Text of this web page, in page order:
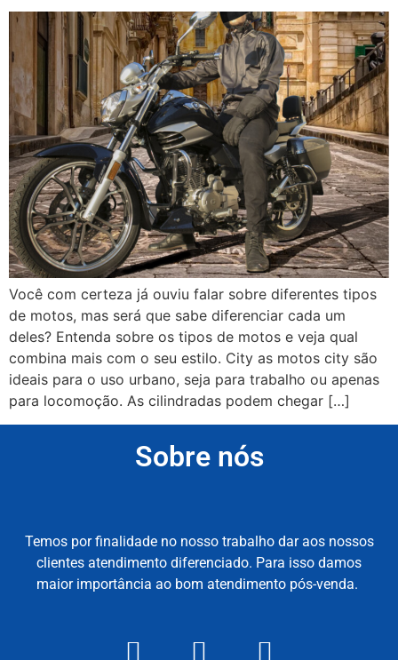
Você com certeza já ouviu falar sobre diferentes tipos
de motos, mas será que sabe diferenciar cada um
deles? Entenda sobre os tipos de motos e veja qual
combina mais com o seu estilo. City as motos city são
ideais para o uso urbano, seja para trabalho ou apenas
para locomoção. As cilindradas podem chegar […]
Sobre nós
Temos por finalidade no nosso trabalho dar aos nossos
clientes atendimento diferenciado. Para isso damos
maior importância ao bom atendimento pós-venda.